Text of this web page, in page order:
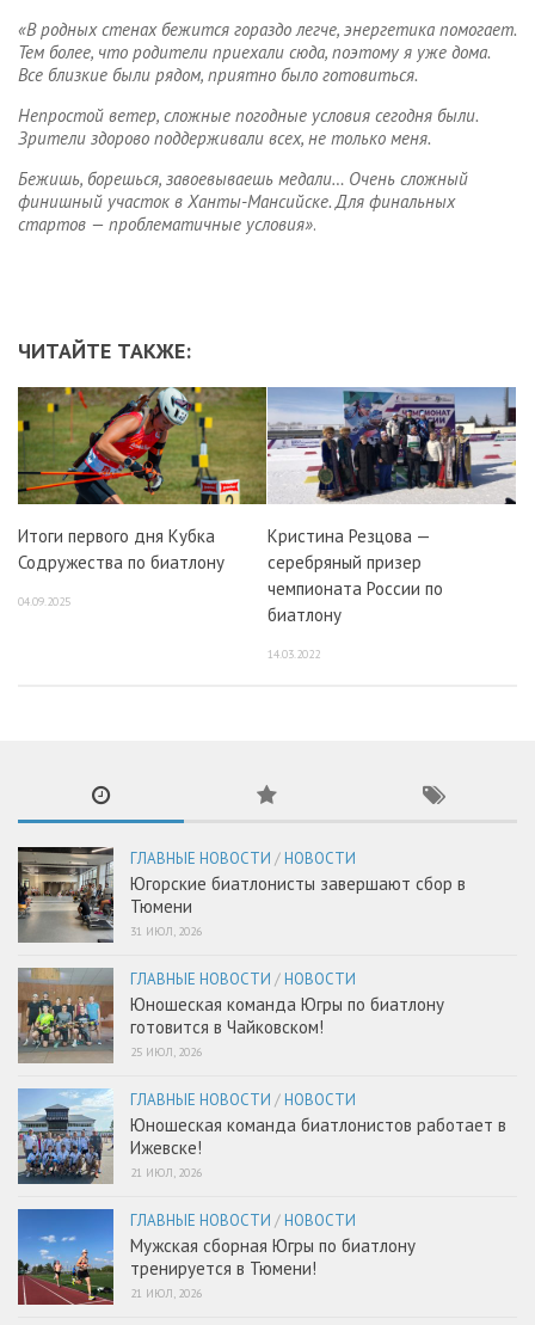
«В родных стенах бежится гораздо легче, энергетика помогает.
Тем более, что родители приехали сюда, поэтому я уже дома.
Все близкие были рядом, приятно было готовиться.
Непростой ветер, сложные погодные условия сегодня были.
Зрители здорово поддерживали всех, не только меня.
Бежишь, борешься, завоевываешь медали… Очень сложный
финишный участок в Ханты-Мансийске. Для финальных
стартов — проблематичные условия».
ЧИТАЙТЕ ТАКЖЕ:
Итоги первого дня Кубка
Содружества по биатлону
04.09.2025
Кристина Резцова —
серебряный призер
чемпионата России по
биатлону
14.03.2022
ГЛАВНЫЕ НОВОСТИ / НОВОСТИ
Югорские биатлонисты завершают сбор в
Тюмени
31 ИЮЛ, 2026
ГЛАВНЫЕ НОВОСТИ / НОВОСТИ
Юношеская команда Югры по биатлону
готовится в Чайковском!
25 ИЮЛ, 2026
ГЛАВНЫЕ НОВОСТИ / НОВОСТИ
Юношеская команда биатлонистов работает в
Ижевске!
21 ИЮЛ, 2026
ГЛАВНЫЕ НОВОСТИ / НОВОСТИ
Мужская сборная Югры по биатлону
тренируется в Тюмени!
21 ИЮЛ, 2026